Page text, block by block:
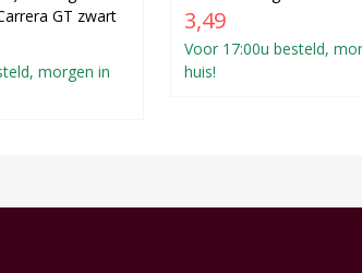
GT zwart
morgen in
3,49
Voor 17:00u besteld,
huis!